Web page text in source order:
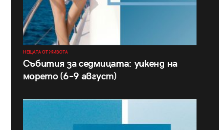
НЕЩАТА ОТ ЖИВОТА
Събития за седмицата: уикенд на
морето (6–9 август)